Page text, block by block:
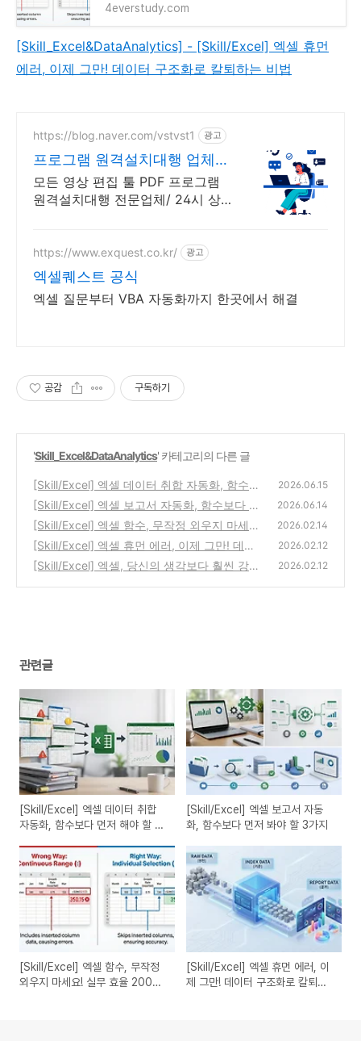
4everstudy.com
[Skill_Excel&DataAnalytics] - [Skill/Excel] 엑셀 휴먼
에러, 이제 그만! 데이터 구조화로 칼퇴하는 비법
https://blog.naver.com/vstvst1 광고
프로그램 원격설치대행 업체
프로그램 원격설치대행 전문
모든 영상 편집 툴 PDF 프로그램
원격설치대행 전문업체/ 24시 상
업체/ 24시 상담/ 영구AS
https://www.exquest.co.kr/ 광고
엑셀퀘스트 공식
엑셀 질문부터 VBA 자동화까지 한곳에서 해결
공감 구독하기
'Skill_Excel&DataAnalytics' 카테고리의 다른 글
[Skill/Excel] 엑셀 데이터 취합 자동화, 함수보
다 먼저 해야 할 양식 통일 5가지
(0)
2026.06.15
[Skill/Excel] 엑셀 보고서 자동화, 함수보다 먼
저 봐야 할 3가지
(0)
2026.06.14
[Skill/Excel] 엑셀 함수, 무작정 외우지 마세요!
실무 효율 200% 높이는 함수 활용 전략
(0)
2026.02.14
[Skill/Excel] 엑셀 휴먼 에러, 이제 그만! 데이
터 구조화로 칼퇴하는 비법
(0)
2026.02.12
[Skill/Excel] 엑셀, 당신의 생각보다 훨씬 강력
2026.02.12
관련글
[Skill/Excel] 엑셀 데이터 취합
자동화, 함수보다 먼저 해야 할 양
[Skill/Excel] 엑셀 보고서 자동
화, 함수보다 먼저 봐야 할 3가지
[Skill/Excel] 엑셀 함수, 무작정
외우지 마세요! 실무 효율 200%
[Skill/Excel] 엑셀 휴먼 에러, 이
제 그만! 데이터 구조화로 칼퇴하